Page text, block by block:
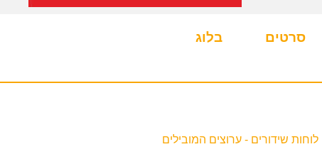
סרטים בלוג
לוחות שידורים - ערוצים המובילים